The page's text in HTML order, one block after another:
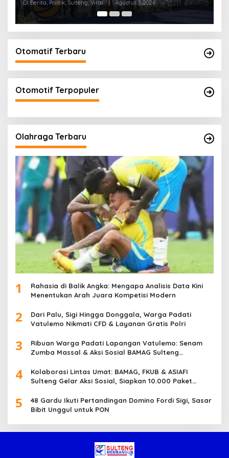
Di Berita, Politik, Sulteng | Mei 10, 2026
Otomatif Terbaru
Otomotif Terpopuler
Olahraga Terbaru
1
Rahasia di Balik Angka: Mengapa Analisis Data Kini
Menentukan Arah Juara Kompetisi Modern
2
Dari Palu, Sigi Hingga Donggala, Warga Padati
Vatulemo Nikmati CFD & Layanan Gratis Polri
3
Ribuan Warga Padati Lapangan Vatulemo: Senam
Zumba Massal & Aksi Sosial BAMAG Sulteng
4
Kolaborasi Lintas Umat: BAMAG, FKUB & ASIAFI
Sulteng Gelar Aksi Sosial, Siapkan 10.000 Paket
5
48 Gardu Ikuti Pertandingan Domino Fordi Sigi, Sasar
Bibit Unggul untuk PON